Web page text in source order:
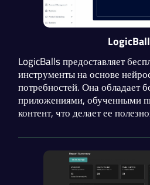
LogicBalls предоставляет
инструменты на основе
потребностей. Она обладает
приложениями, обученными
контент, что делает ее
маркетинговых агентств. В
возможности по разным
социальные медиа, бизнес,
поддержка клиентов,